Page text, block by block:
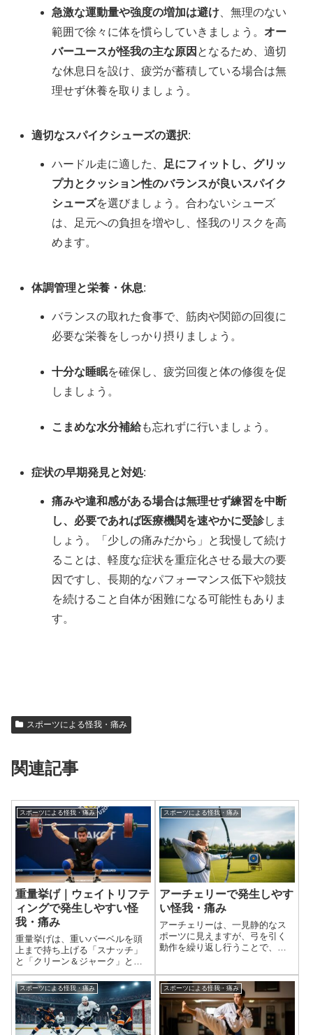
急激な運動量や強度の増加は避け 、無理のない
範囲で徐々に体を慣らしていきましょう。 オー
バーユースが怪我の主な原因 となるため、適切
な休息日を設け、疲労が蓄積している場合は無
理せず休養を取りましょう。
適切なスパイクシューズの選択:
ハードル走に適した、 足にフィットし、グリッ
プ力とクッション性のバランスが良いスパイク
シューズを選びましょう。合わないシューズ
は、足元への負担を増やし、怪我のリスクを高
めます。
体調管理と栄養・休息:
バランスの取れた食事で、筋肉や関節の回復に
必要な栄養をしっかり摂りましょう。
十分な睡眠を確保し、疲労回復と体の修復を促
しましょう。
こまめな水分補給も忘れずに行いましょう。
症状の早期発見と対処:
痛みや違和感がある場合は無理せず練習を中断
し、必要であれば医療機関を速やかに受診しま
しょう。「少しの痛みだから」と我慢して続け
ることは、軽度な症状を重症化させる最大の要
因ですし、長期的なパフォーマンス低下や競技
を続けること自体が困難になる可能性もありま
す。
スポーツによる怪我・痛み
関連記事
スポーツによる怪我・痛み
重量挙げ｜ウェイトリフテ
ィングで発生しやすい怪
我・痛み
重量挙げは、重いバーベルを頭
上まで持ち上げる「スナッチ」
と「クリーン＆ジャーク」とい
う2種目で争われる競技です。極
めて高重量を扱うため、身体全
体に瞬間的かつ強大な負荷がか
かります。そのため、骨折、靭
帯損傷、椎間板ヘルニアなどの
重篤な急性外傷...
スポーツによる怪我・痛み
アーチェリーで発生しやす
い怪我・痛み
アーチェリーは、一見静的なス
ポーツに見えますが、弓を引く
動作を繰り返し行うことで、特
様々な怪我や痛みを発生しやす
い競技です。特に、弓を引く側
の肩、背中、そして弓を保持す
る側の腕や肩に負担...
スポーツによる怪我・痛み スポーツによる怪我・痛み